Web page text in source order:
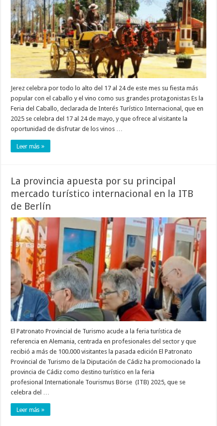
Jerez celebra por todo lo alto del 17 al 24 de este mes su fiesta más
popular con el caballo y el vino como sus grandes protagonistas Es la
Feria del Caballo, declarada de Interés Turístico Internacional, que en
2025 se celebra del 17 al 24 de mayo, y que ofrece al visitante la
oportunidad de disfrutar de los vinos …
Leer más »
La provincia apuesta por su principal
mercado turístico internacional en la ITB
de Berlín
El Patronato Provincial de Turismo acude a la feria turística de
referencia en Alemania, centrada en profesionales del sector y que
recibió a más de 100.000 visitantes la pasada edición El Patronato
Provincial de Turismo de la Diputación de Cádiz ha promocionado la
provincia de Cádiz como destino turístico en la feria
profesional Internationale Tourismus Börse (ITB) 2025, que se
celebra del …
Leer más »